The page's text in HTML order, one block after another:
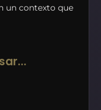
un contexto que